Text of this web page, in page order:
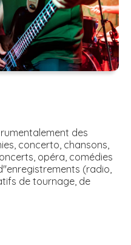
des
concerto, chansons,
opéra, comédies
(radio,
de tournage, de